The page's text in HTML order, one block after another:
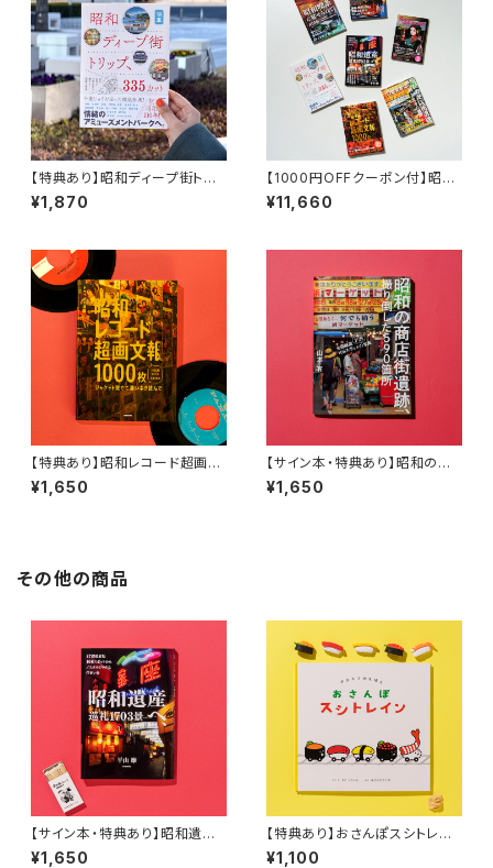
【特典あり】昭和ディープ街トリッ
プ、335カット 20代女性が小学
生から続ける探訪と研究
¥1,870
【1000円OFFクーポン付】昭和
偏愛シリーズ
¥11,660
【特典あり】昭和レコード超画文
報1000枚 〜ジャケット愛でて
濃いネタ読んで〜
¥1,650
【サイン本・特典あり】昭和の商
店街遺跡、撮り倒した590箇所
¥1,650
その他の商品
【サイン本・特典あり】昭和遺産
へ、巡礼1703景
¥1,650
【特典あり】おさんぽスシトレイ
ン
¥1,100